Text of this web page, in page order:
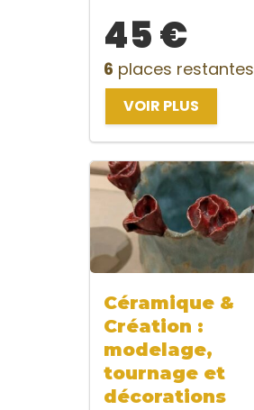
45 €
6 places restantes
VOIR PLUS
Céramique &
Création :
modelage,
tournage et
décorations